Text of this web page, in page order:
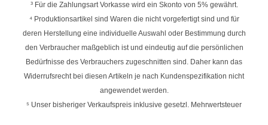
³ Für die Zahlungsart Vorkasse wird ein Skonto von 5% gewährt.
⁴ Produktionsartikel sind Waren die nicht vorgefertigt sind und für
deren Herstellung eine individuelle Auswahl oder Bestimmung durch
den Verbraucher maßgeblich ist und eindeutig auf die persönlichen
Bedürfnisse des Verbrauchers zugeschnitten sind. Daher kann das
Widerrufsrecht bei diesen Artikeln je nach Kundenspezifikation nicht
angewendet werden.
⁵ Unser bisheriger Verkaufspreis inklusive gesetzl. Mehrwertsteuer